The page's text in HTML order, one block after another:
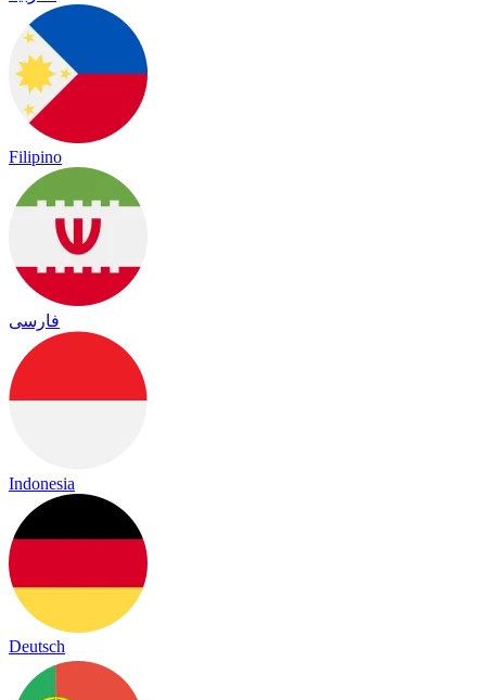
Filipino
فارسی
Indonesia
Deutsch